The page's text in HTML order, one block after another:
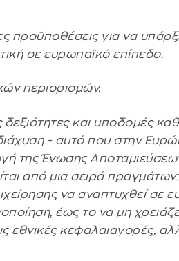
προϋποθέσεις για να
σε ευρωπαϊκό επίπεδο.
περιορισμών.
δεξιότητες και υποδομές
- αυτό που στην
της Ένωσης
από μια σειρά
να αναπτυχθεί σε
έως το να μη
εθνικές κεφαλαιαγορές,